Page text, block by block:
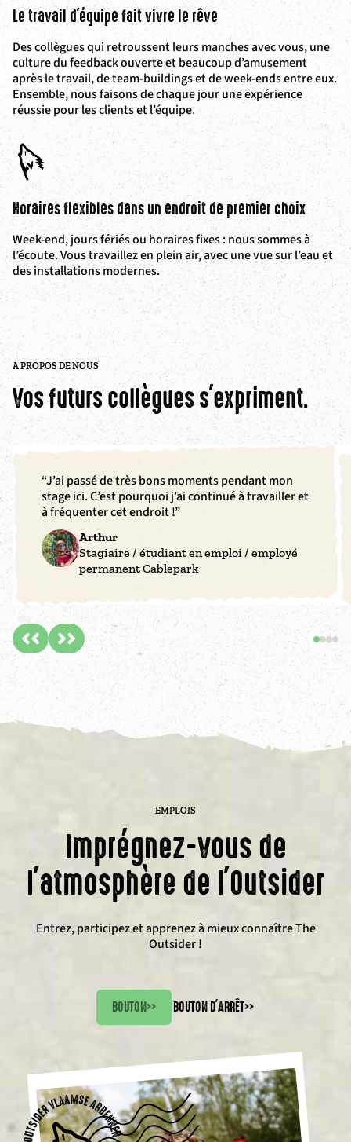
Le travail d'équipe fait vivre le rêve
Des collègues qui retroussent leurs manches avec vous, une
culture du feedback ouverte et beaucoup d’amusement
après le travail, de team-buildings et de week-ends entre eux.
Ensemble, nous faisons de chaque jour une expérience
réussie pour les clients et l’équipe.
Horaires flexibles dans un endroit de premier choix
Week-end, jours fériés ou horaires fixes : nous sommes à
l’écoute. Vous travaillez en plein air, avec une vue sur l’eau et
des installations modernes.
A PROPOS DE NOUS
Vos futurs collègues s'expriment.
“J’ai passé de très bons moments pendant mon
stage ici. C’est pourquoi j’ai continué à travailler et
à fréquenter cet endroit !”
Arthur
Stagiaire / étudiant en emploi / employé
permanent Cablepark
EMPLOIS
Imprégnez-vous de
l'atmosphère de l'Outsider
Entrez, participez et apprenez à mieux connaître The
Outsider !
BOUTON>> BOUTON D'ARRÊT>>